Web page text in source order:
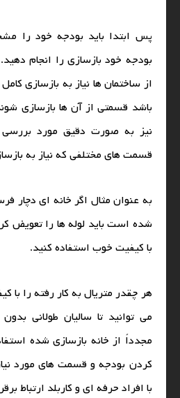
پس ابتدا باید بودجه خود را
بودجه خود بازسازی را انجام
از ساختمان‌ ها نیاز به بازسازی
باشد قسمتی از آن ها بازسازی
نیز به صورت دقیق مورد
قسمت‌ های مختلفی که نیاز به
به عنوان مثال اگر خانه‌ ای دچار
شده است باید لوله‌ ها را تعویض
با کیفیت خوب استفاده کنید.
هر چقدر متریال به کار رفته را با
می‌ توانید تا سالیان طولانی
مجدداً از خانه بازسازی شده
کردن بودجه و قسمت‌ های مورد
با افراد حرفه‌ ای و کاربلد ارتباط